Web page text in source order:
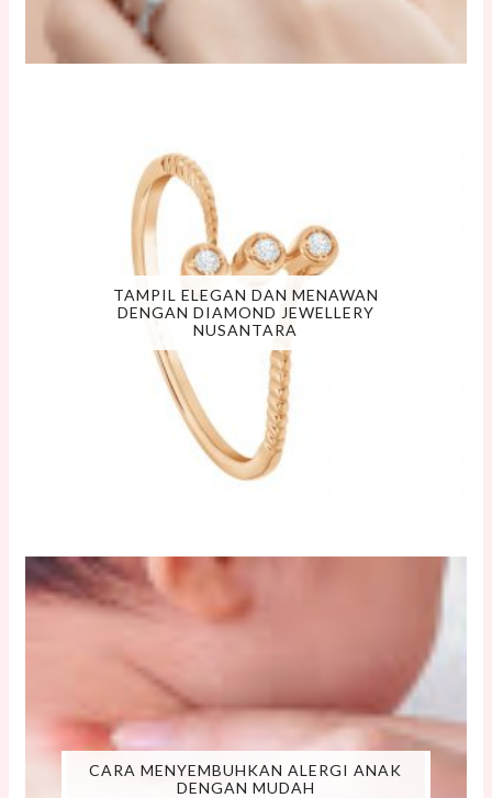
TAMPIL ELEGAN DAN MENAWAN
DENGAN DIAMOND JEWELLERY
NUSANTARA
CARA MENYEMBUHKAN ALERGI ANAK
DENGAN MUDAH